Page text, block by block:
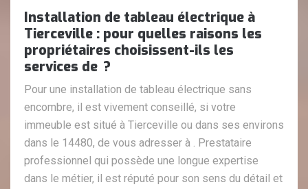
Installation de tableau électrique à
Tierceville : pour quelles raisons les
propriétaires choisissent-ils les
services de ?
Pour une installation de tableau électrique sans
encombre, il est vivement conseillé, si votre
immeuble est situé à Tierceville ou dans ses environs
dans le 14480, de vous adresser à . Prestataire
professionnel qui possède une longue expertise
dans le métier, il est réputé pour son sens du détail et